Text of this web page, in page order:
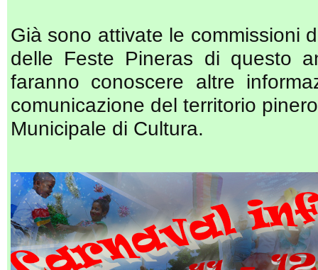
Già sono attivate le commissioni
delle Feste Pineras di questo
faranno conoscere altre
comunicazione del territorio
Municipale di Cultura.